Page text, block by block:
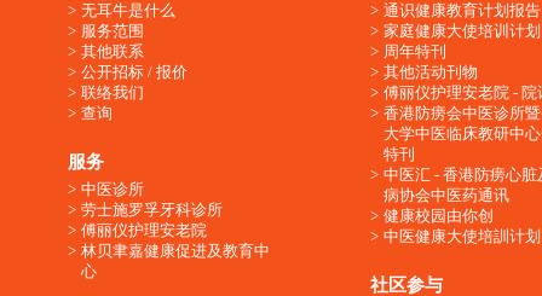
无耳牛是什么
服务范围
其他联系
公开招标 / 报价
联络我们
查询
服务
中医诊所
劳士施罗孚牙科诊所
傅丽仪护理安老院
林贝聿嘉健康促进及教育中
心
通识健康教育计划报告
家庭健康大使培训计划
周年特刊
其他活动刊物
傅丽仪护理安老院 - 院
香港防痨会中医诊所
大学中医临床教研中
特刊
中医汇 - 香港防痨心脏
病协会中医药通讯
健康校园由你创
中医健康大使培訓计划
社区参与